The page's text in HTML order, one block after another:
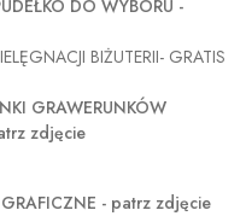
DO WYBORU -
BIŻUTERII- GRATIS
GRAWERUNKÓW
zdjęcie
- patrz zdjęcie